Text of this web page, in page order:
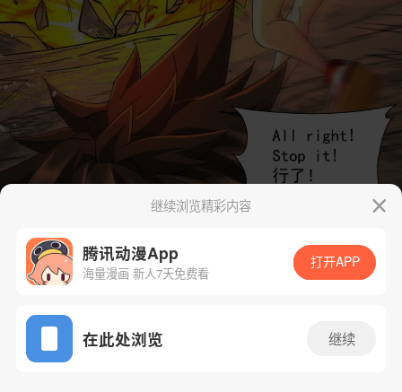
App免费看
继续浏览精彩内容
腾讯动漫App
海量漫画 新人7天免费看
打开APP
在此处浏览 继续